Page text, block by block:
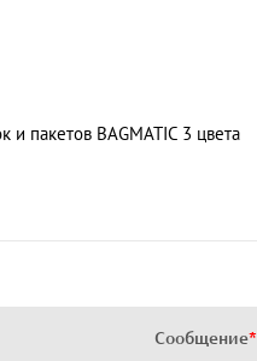
и пакетов BAGMATIC 3 цвета
Сообщение*